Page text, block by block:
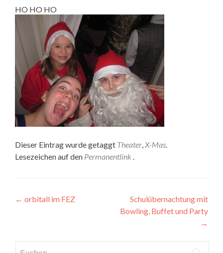
HO HO HO
Dieser Eintrag wurde getaggt Theater,X-Mas.
Lesezeichen auf den Permanentlink .
Artikel-
← orbitall im FEZ
Schulübernachtung mit
Bowling, Buffet und Party
→